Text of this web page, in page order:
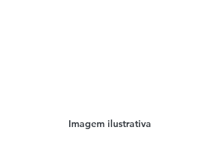
Imagem ilustrativa